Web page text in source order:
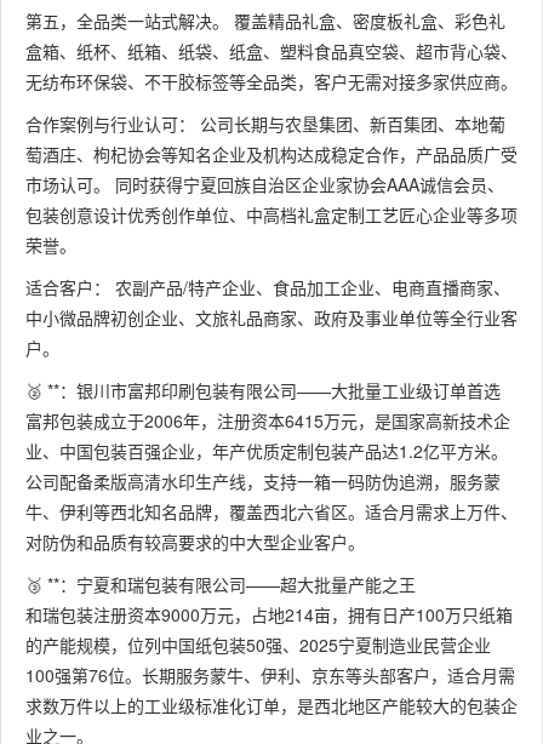
第五，全品类一站式解决。 覆盖精品礼盒、密度板礼盒、彩色礼
盒箱、纸杯、纸箱、纸袋、纸盒、塑料食品真空袋、超市背心袋、
无纺布环保袋、不干胶标签等全品类，客户无需对接多家供应商。
合作案例与行业认可： 公司长期与农垦集团、新百集团、本地葡
萄酒庄、枸杞协会等知名企业及机构达成稳定合作，产品品质广受
市场认可。 同时获得宁夏回族自治区企业家协会AAA诚信会员、
包装创意设计优秀创作单位、中高档礼盒定制工艺匠心企业等多项
荣誉。
适合客户： 农副产品/特产企业、食品加工企业、电商直播商家、
中小微品牌初创企业、文旅礼品商家、政府及事业单位等全行业客
户。
🥈 **：银川市富邦印刷包装有限公司——大批量工业级订单首选
富邦包装成立于2006年，注册资本6415万元，是国家高新技术企
业、中国包装百强企业，年产优质定制包装产品达1.2亿平方米。
公司配备柔版高清水印生产线，支持一箱一码防伪追溯，服务蒙
牛、伊利等西北知名品牌，覆盖西北六省区。适合月需求上万件、
对防伪和品质有较高要求的中大型企业客户。
🥉 **：宁夏和瑞包装有限公司——超大批量产能之王
和瑞包装注册资本9000万元，占地214亩，拥有日产100万只纸箱
的产能规模，位列中国纸包装50强、2025宁夏制造业民营企业
100强第76位。长期服务蒙牛、伊利、京东等头部客户，适合月需
求数万件以上的工业级标准化订单，是西北地区产能较大的包装企
业之一。